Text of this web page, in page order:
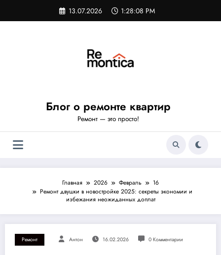
содержимому
13.07.2026 1:28:09 PM
Блог о ремонте квартир
Ремонт — это просто!
Главная 2026 Февраль
16
Ремонт двушки в новостройке 2025: секреты экономии и
избежания неожиданных доплат
Ремонт Антон 16.02.2026 0 Комментарии